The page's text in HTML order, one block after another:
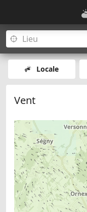
Locale
Vent